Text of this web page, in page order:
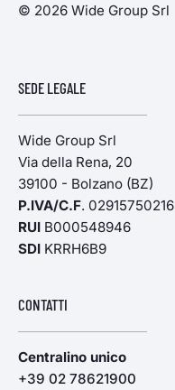
© 2026 Wide Group Srl
SEDE LEGALE
Wide Group Srl
Via della Rena, 20
39100 - Bolzano (BZ)
P.IVA/C.F. 02915750216
RUI B000548946
SDI KRRH6B9
CONTATTI
Centralino unico
+39 02 78621900